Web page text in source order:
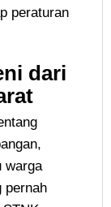
peraturan
dari
warga
pernah